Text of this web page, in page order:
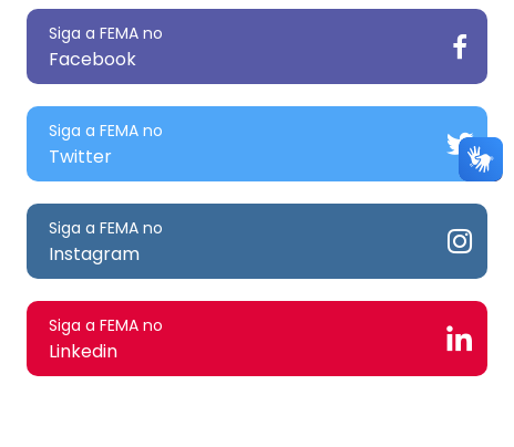
Siga a FEMA no
Facebook
Siga a FEMA no
Twitter
Siga a FEMA no
Instagram
Siga a FEMA no
Linkedin